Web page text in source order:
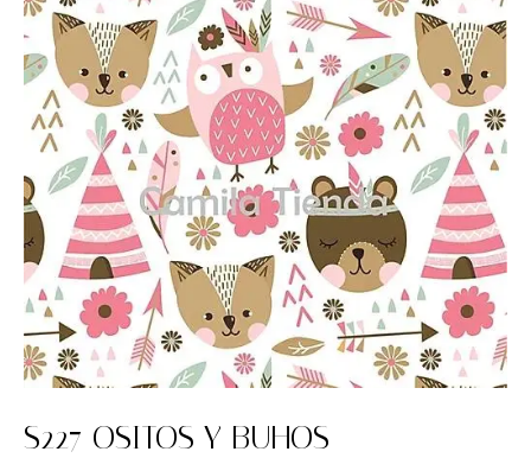
S227 OSITOS Y BUHOS